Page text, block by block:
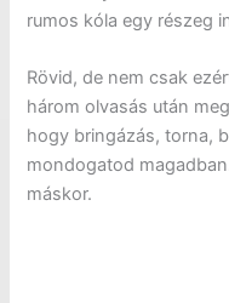
rumos kóla egy részeg
Rövid, de nem csak
három olvasás után
hogy bringázás, torna,
mondogatod
máskor.